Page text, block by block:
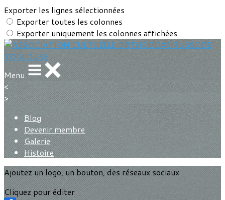
Exporter les lignes sélectionnées
Exporter toutes les colonnes
Exporter uniquement les colonnes affichées
Menu
<
>
Blog
Devenir membre
Galerie
Histoire
Ajoutez un logo, un bouton, des réseaux sociaux
Cliquez pour éditer